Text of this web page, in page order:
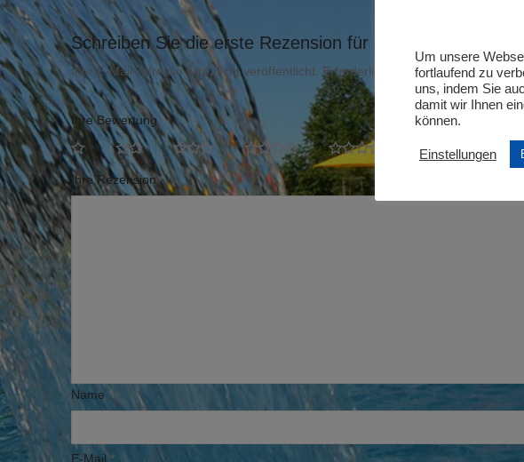
Schreiben Sie die erste Rezension für „Kinder unter 6
Ihre E-Mail-Adresse wird nicht veröffentlicht. Erforderliche Felder sind mit*
Ihre Bewertung *
Ihre Rezension*
Name *
E-Mail *
Um unsere
fortlaufend zu
uns, indem Sie
damit wir Ihnen
können.
Einstellungen